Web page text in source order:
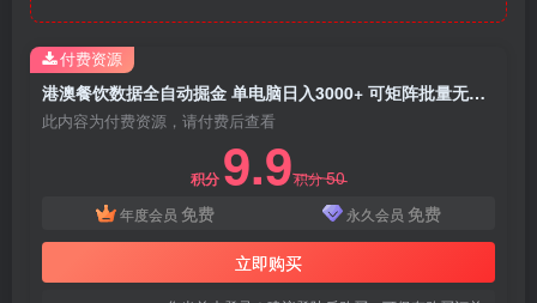
港澳餐饮数据全自动掘金 单电脑日入3000+ 可矩阵批量无限操作
此内容为付费资源，请付费后查看
积分 9.9积分50
年度会员 免费 永久会员 免费
立即购买
付费资源